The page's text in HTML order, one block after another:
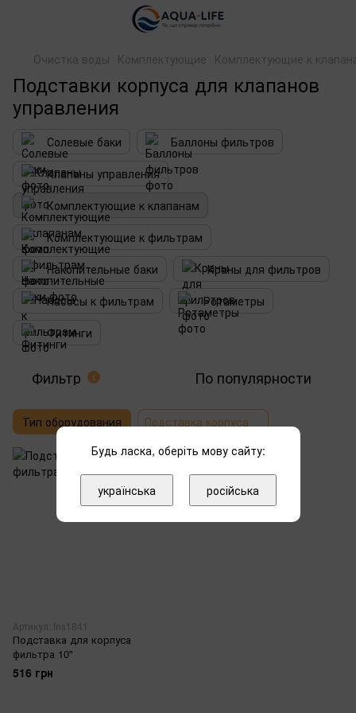
Очистка воды Комплектующие Комплектующие к
Подставки корпуса для клапанов
управления
Солевые баки
Баллоны фильтров
Клапаны управления
Комплектующие к клапанам
Комплектующие к фильтрам
Накопительные баки
Краны для фильтров
Насосы к фильтрам
Ротаметры
Фитинги
Фильтр 1 По популярности
Тип оборудования Подставка корпуса
Артикул: fns1841
Подставка для корпуса
фильтра 10"
516 грн
Будь ласка, оберіть мову сайту:
українська російська